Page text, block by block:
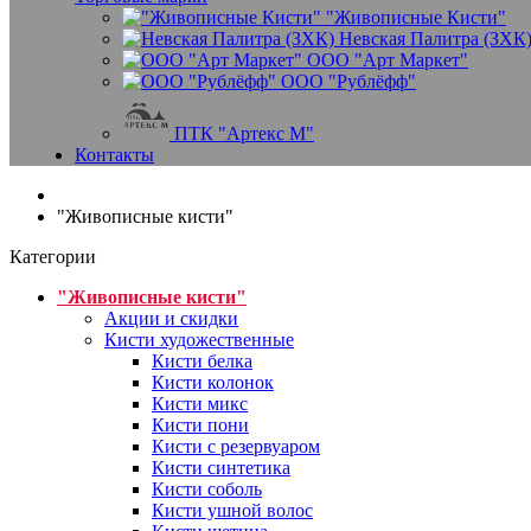
"Живописные Кисти"
Невская Палитра (ЗХК)
ООО "Арт Маркет"
ООО "Рублёфф"
ПТК "Артекс М"
Контакты
"Живописные кисти"
Категории
"Живописные кисти"
Акции и скидки
Кисти художественные
Кисти белка
Кисти колонок
Кисти микс
Кисти пони
Кисти с резервуаром
Кисти синтетика
Кисти соболь
Кисти ушной волос